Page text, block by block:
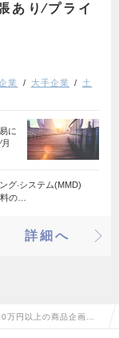
あり∕プライ
業 大手企業
土
に
グ‧システム(MMD)
の…
詳細へ
万円以上の商品企画・